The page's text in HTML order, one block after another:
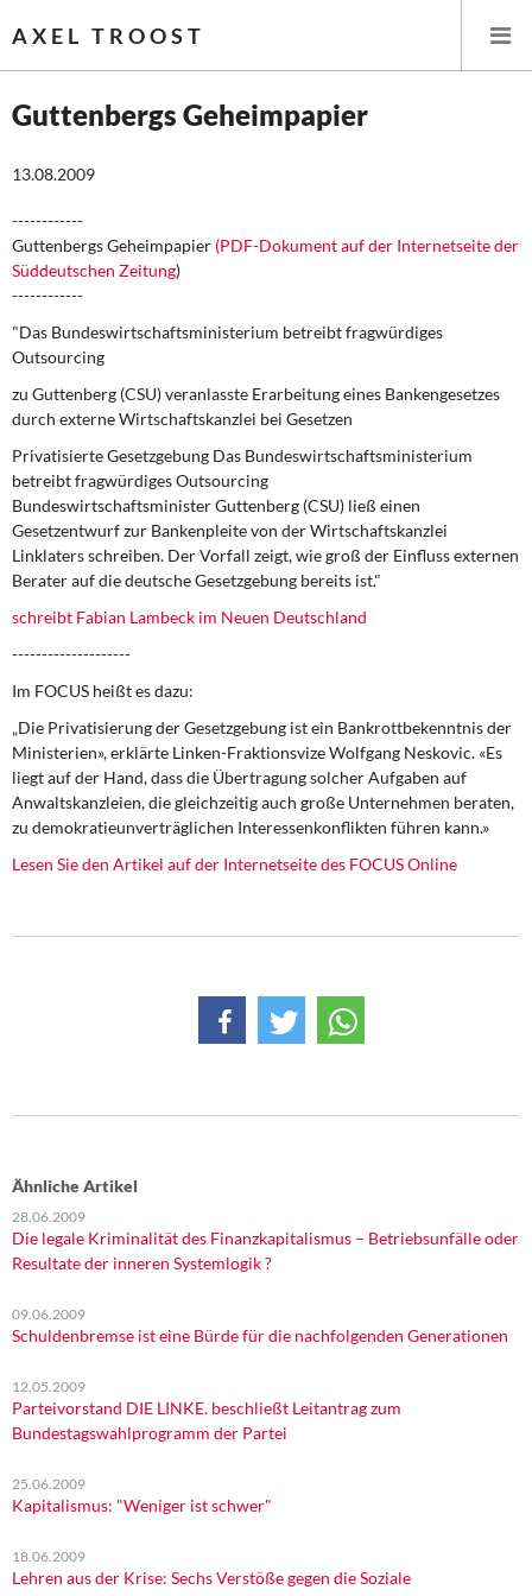
AXEL TROOST
Themen
Leitlinien linker Wirtschafts- und Finanzpolitik
Wirtschaftspolitik
Steuer- und Finanzpolitik
Eurokrise und Griechenland
DIE LINKE
Memo-Gruppe
Institut Solidarische Moderne
Rosa-Luxemburg-Stiftung
Über mich
Guttenbergs Geheimpapier
13.08.2009
------------
Guttenbergs Geheimpapier (PDF-Dokument auf der Internetseite der
Süddeutschen Zeitung)
------------
"Das Bundeswirtschaftsministerium betreibt fragwürdiges
Outsourcing
zu Guttenberg (CSU) veranlasste Erarbeitung eines Bankengesetzes
durch externe Wirtschaftskanzlei bei Gesetzen
Privatisierte Gesetzgebung Das Bundeswirtschaftsministerium
betreibt fragwürdiges Outsourcing
Bundeswirtschaftsminister Guttenberg (CSU) ließ einen
Gesetzentwurf zur Bankenpleite von der Wirtschaftskanzlei
Linklaters schreiben. Der Vorfall zeigt, wie groß der Einfluss externen
Berater auf die deutsche Gesetzgebung bereits ist."
schreibt Fabian Lambeck im Neuen Deutschland
--------------------
Im FOCUS heißt es dazu:
„Die Privatisierung der Gesetzgebung ist ein Bankrottbekenntnis der
Ministerien», erklärte Linken-Fraktionsvize Wolfgang Neskovic. «Es
liegt auf der Hand, dass die Übertragung solcher Aufgaben auf
Anwaltskanzleien, die gleichzeitig auch große Unternehmen beraten,
zu demokratieunverträglichen Interessenkonflikten führen kann.»
Lesen Sie den Artikel auf der Internetseite des FOCUS Online
Ähnliche Artikel
28.06.2009
Die legale Kriminalität des Finanzkapitalismus – Betriebsunfälle oder
Resultate der inneren Systemlogik ?
09.06.2009
Schuldenbremse ist eine Bürde für die nachfolgenden Generationen
12.05.2009
Parteivorstand DIE LINKE. beschließt Leitantrag zum
Bundestagswahlprogramm der Partei
25.06.2009
Kapitalismus: "Weniger ist schwer"
18.06.2009
Lehren aus der Krise: Sechs Verstöße gegen die Soziale